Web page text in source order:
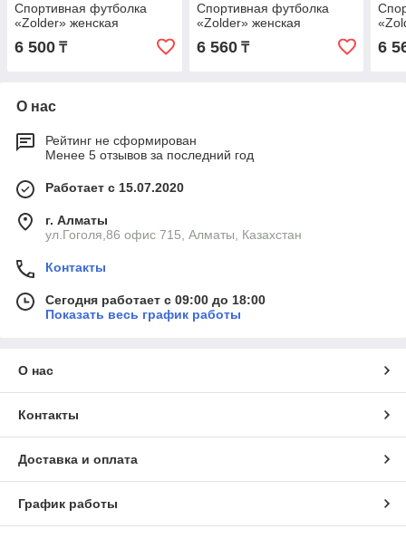
Спортивная футболка
«Zolder» женская
6 500 ₸
Спортивная футболка
«Zolder» женская
6 560₸ 6
О нас
Рейтинг не сформирован
Менее 5 отзывов за последний год
Работает с 15.07.2020
г. Алматы
ул.Гоголя,86 офис 715, Алматы, Казахстан
Контакты
Сегодня работает с 09:00 до 18:00
Показать весь график работы
О нас
Контакты
Доставка и оплата
График работы